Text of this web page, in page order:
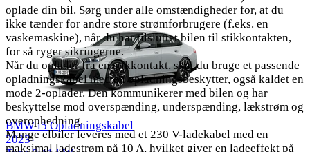
BMW i5 Opladningskabel
2023-
oplade din bil. Sørg under alle omstændigheder for, at du
ikke tænder for andre store strømforbrugere (f.eks. en
vaskemaskine), når du har tilsluttet bilen til stikkontakten,
for så ryger sikringerne.
Når du oplader fra en stikkontakt, skal du bruge et passende
opladningskabel med en opladningsbeskytter, også kaldet en
mode 2-oplader. Den kommunikerer med bilen og har
beskyttelse mod overspænding, underspænding, lækstrøm og
overophedning.
Mange elbiler leveres med et 230 V-ladekabel med en
maksimal ladestrøm på 10 A, hvilket giver en ladeeffekt på